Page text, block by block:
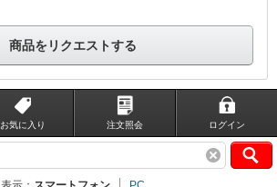
商品をリクエストする
お気に入り 注文照会 ログイン